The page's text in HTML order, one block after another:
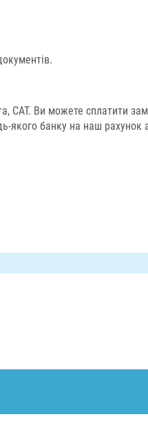
САТ. Ви можете сплатити
якого банку на наш рахунок